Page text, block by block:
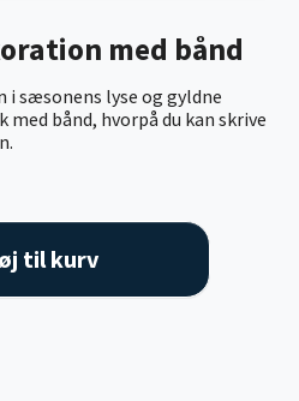
med bånd
i sæsonens lyse og gyldne
bånd, hvorpå du kan skrive
til kurv